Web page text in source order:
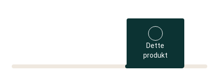
Dette
produkt